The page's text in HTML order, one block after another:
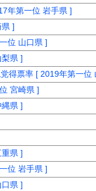
年第一位 岩手県 ]
]
位 山口県 ]
県 ]
得票率 [ 2019年第一位
宮崎県 ]
県 ]
県 ]
位 岩手県 ]
県 ]